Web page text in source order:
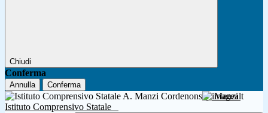
Chiudi
Conferma
Annulla Conferma
A. Manzi
Istituto Comprensivo Statale